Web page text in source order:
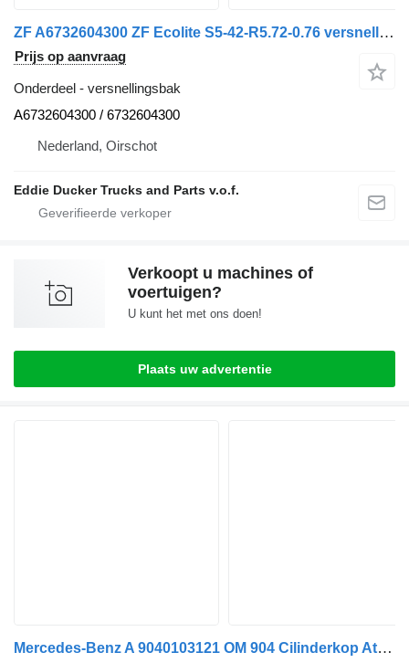
ZF A6732604300 ZF Ecolite S5-42-R5.72-0.76 versnellingsbak voor Mercedes-Benz ATEGO 815 vrachtwagen
Prijs op aanvraag
Onderdeel - versnellingsbak
A6732604300 / 6732604300
Nederland, Oirschot
Eddie Ducker Trucks and Parts v.o.f.
Verkoopt u machines of
voertuigen?
U kunt het met ons doen!
Plaats uw advertentie
Mercedes-Benz A 9040103121 OM 904 Cilinderkop Atego 814-824 voor Mercedes-Benz ATEGO 815 vrachtwagen